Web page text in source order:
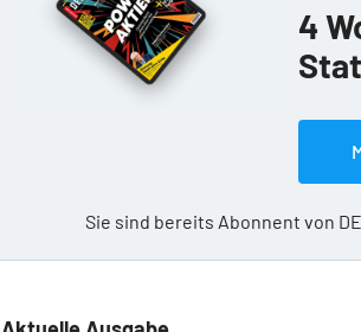
4
Sie sind bereits Abonnent von